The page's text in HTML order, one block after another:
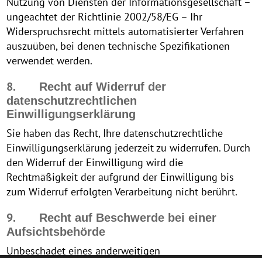
ungeachtet der Richtlinie 2002/58/EG – Ihr
Widerspruchsrecht mittels automatisierter Verfahren
auszuüben, bei denen technische Spezifikationen
verwendet werden.
8.
Recht auf Widerruf der
datenschutzrechtlichen
Einwilligungserklärung
Sie haben das Recht, Ihre datenschutzrechtliche
Einwilligungserklärung jederzeit zu widerrufen. Durch
den Widerruf der Einwilligung wird die
Rechtmäßigkeit der aufgrund der Einwilligung bis
zum Widerruf erfolgten Verarbeitung nicht berührt.
9.
Recht auf Beschwerde bei einer
Aufsichtsbehörde
Unbeschadet eines anderweitigen